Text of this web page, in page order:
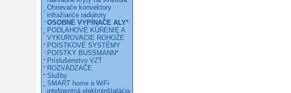
Ohrievače konvektory
infražiariče radiátory
OSOBNÉ VYPÍNAČE ALY*
PODLAHOVÉ KÚRENIE A
VYKUROVACIE ROHOŽE
POISTKOVÉ SYSTÉMY
POISTKY BUSSMANN*
Príslušenstvo VZT
ROZVÁDZAČE
Služby
SMART home a WiFi
inteligentná elektroinštalácia